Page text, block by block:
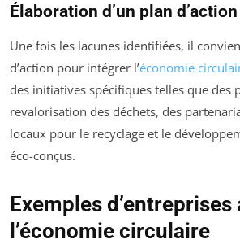
Élaboration d’un plan d’action
Une fois les lacunes identifiées, il
d’action pour intégrer l’économie
des initiatives spécifiques telles que des
revalorisation des déchets, des
locaux pour le recyclage et le
éco-conçus.
Exemples
l’économie circulaire